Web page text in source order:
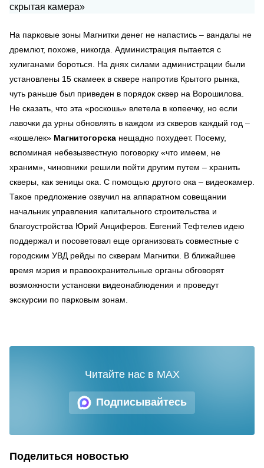
На парковые зоны Магнитки денег не напастись – вандалы не
дремлют, похоже, никогда. Администрация пытается с
хулиганами бороться. На днях силами администрации были
установлены 15 скамеек в сквере напротив Крытого рынка,
чуть раньше был приведен в порядок сквер на Ворошилова.
Не сказать, что эта «роскошь» влетела в копеечку, но если
лавочки да урны обновлять в каждом из скверов каждый год –
«кошелек» Магнитогорска нещадно похудеет. Посему,
вспоминая небезызвестную поговорку «что имеем, не
храним», чиновники решили пойти другим путем – хранить
скверы, как зеницы ока. С помощью другого ока – видеокамер.
Такое предложение озвучил на аппаратном совещании
начальник управления капитального строительства и
благоустройства Юрий Анциферов. Евгений Тефтелев идею
поддержал и посоветовал еще организовать совместные с
городским УВД рейды по скверам Магнитки. В ближайшее
время мэрия и правоохранительные органы обговорят
возможности установки видеонаблюдения и проведут
экскурсии по парковым зонам.
Подписывайтесь
Читайте нас в MAX
Поделиться новостью